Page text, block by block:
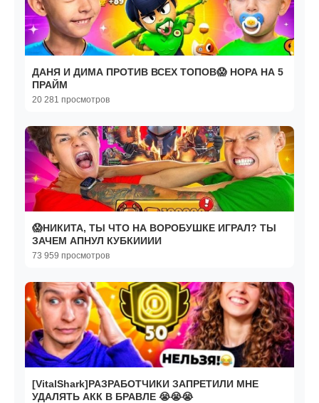
ДАНЯ И ДИМА ПРОТИВ ВСЕХ ТОПОВ😱 НОРА НА 5
ПРАЙМ
20 281 просмотров
😱НИКИТА, ТЫ ЧТО НА ВОРОБУШКЕ ИГРАЛ? ТЫ
ЗАЧЕМ АПНУЛ КУБКИИИИ
73 959 просмотров
[VitalShark]РАЗРАБОТЧИКИ ЗАПРЕТИЛИ МНЕ
УДАЛЯТЬ АКК В БРАВЛЕ 😭😭😭